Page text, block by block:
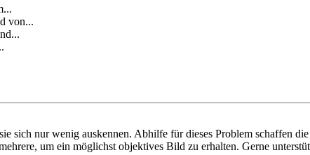
von...
sich nur wenig auskennen. Abhilfe für dieses Problem schaffen
um ein möglichst objektives Bild zu erhalten. Gerne